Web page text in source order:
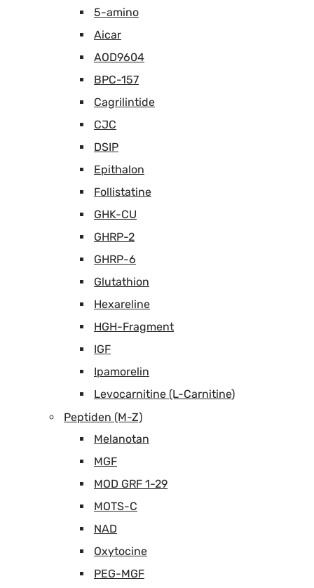
5-amino
Aicar
AOD9604
BPC-157
Cagrilintide
CJC
DSIP
Epithalon
Follistatine
GHK-CU
GHRP-2
GHRP-6
Glutathion
Hexareline
HGH-Fragment
IGF
Ipamorelin
Levocarnitine (L-Carnitine)
Peptiden (M-Z)
Melanotan
MGF
MOD GRF 1-29
MOTS-C
NAD
Oxytocine
PEG-MGF